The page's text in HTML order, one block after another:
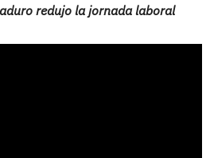
redujo la jornada laboral